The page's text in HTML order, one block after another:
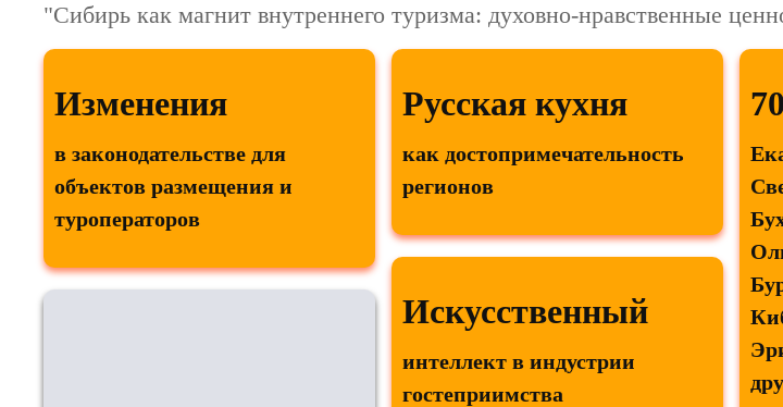
"Сибирь как магнит внутреннего туризма: духовно-нравственные
Изменения
в законодательстве для
объектов размещения и
туроператоров
Русская кухня
как достопримечательность
регионов
Искусственный
интеллект в индустрии
гостеприимства